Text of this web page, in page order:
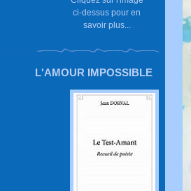
ci-dessus pour en
savoir plus...
L'AMOUR IMPOSSIBLE